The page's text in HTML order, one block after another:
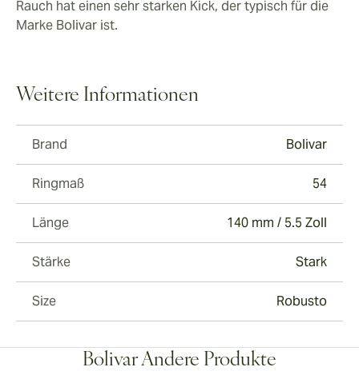
Rauch hat einen sehr starken Kick, der typisch für die
Marke Bolivar ist.
Weitere Informationen
Brand Bolivar
Ringmaß 54
Länge 140 mm / 5.5 Zoll
Stärke Stark
Size Robusto
Bolivar Andere Produkte